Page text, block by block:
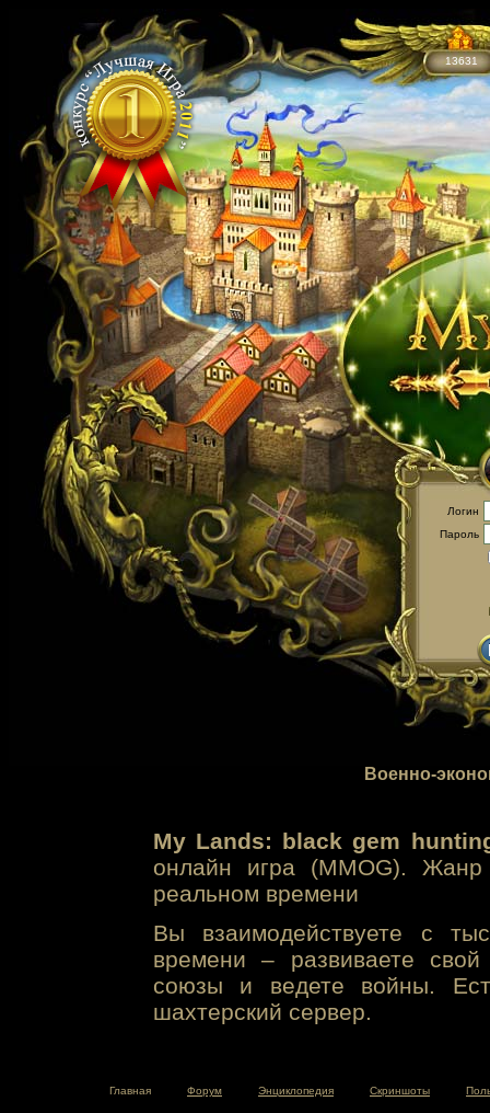
13631
Логин
Пароль
Военно-
My Lands: black gem
онлайн игра (MMOG). Жанр
реальном времени
Вы взаимодействуете с
времени – развиваете свой
союзы и ведете войны.
шахтерский сервер.
Главная Форум Энциклопедия Скриншоты